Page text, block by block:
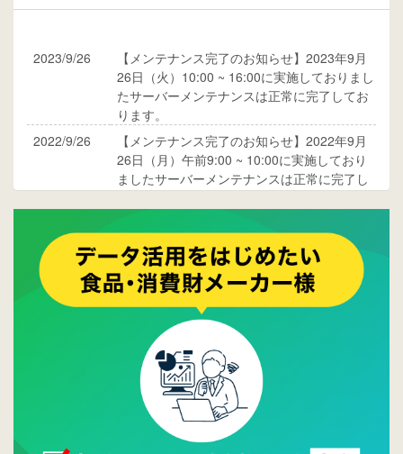
2023/9/26
【メンテナンス完了のお知らせ】2023年9月
26日（火）10:00 ~ 16:00に実施しておりまし
たサーバーメンテナンスは正常に完了してお
ります。
2022/9/26
【メンテナンス完了のお知らせ】2022年9月
26日（月）午前9:00 ~ 10:00に実施しており
ましたサーバーメンテナンスは正常に完了し
ご覧ください。
2015/10/19
ウレコンのサイト機能を大幅バージョンアッ
プ。詳細はこちら。⇒告知ページへ
2015/09/28
ウレコンが機能拡充し、サイトリニューアル
しました。⇒
ウレコンFacebook
Facebookページを開設しました。詳細は
ら。
ウレコンサイトリリースしました。